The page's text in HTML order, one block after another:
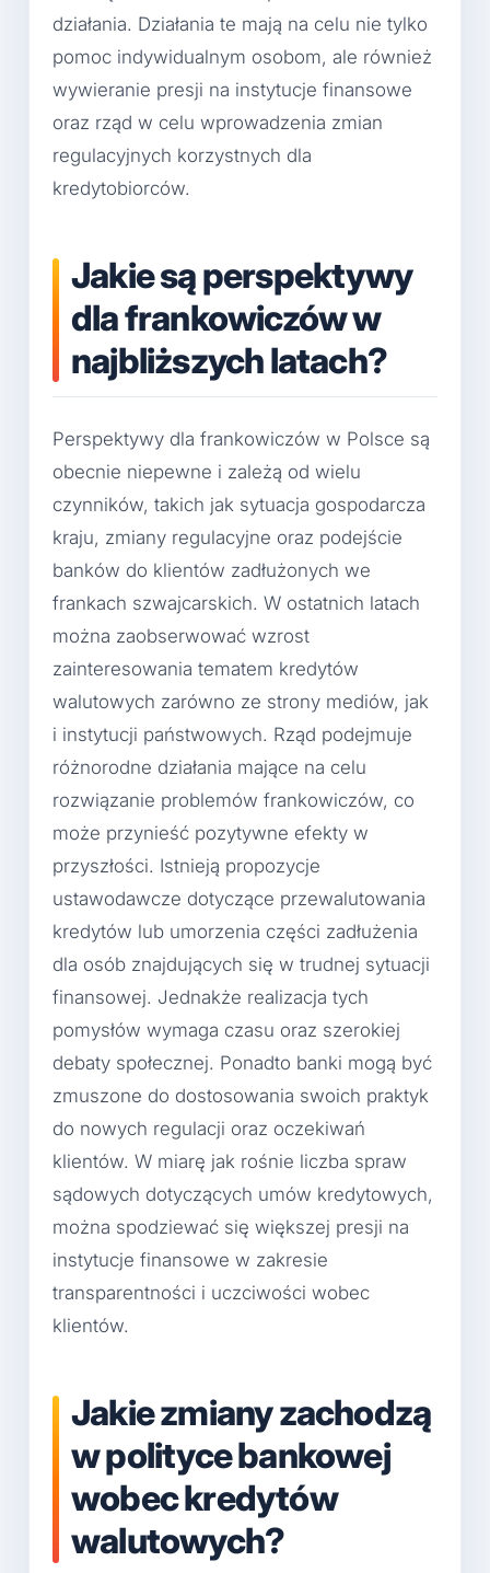
działania. Działania te mają na celu nie tylko
pomoc indywidualnym osobom, ale również
wywieranie presji na instytucje finansowe
oraz rząd w celu wprowadzenia zmian
regulacyjnych korzystnych dla
kredytobiorców.
Jakie są perspektywy
dla frankowiczów w
najbliższych latach?
Perspektywy dla frankowiczów w Polsce są
obecnie niepewne i zależą od wielu
czynników, takich jak sytuacja gospodarcza
kraju, zmiany regulacyjne oraz podejście
banków do klientów zadłużonych we
frankach szwajcarskich. W ostatnich latach
można zaobserwować wzrost
zainteresowania tematem kredytów
walutowych zarówno ze strony mediów, jak
i instytucji państwowych. Rząd podejmuje
różnorodne działania mające na celu
rozwiązanie problemów frankowiczów, co
może przynieść pozytywne efekty w
przyszłości. Istnieją propozycje
ustawodawcze dotyczące przewalutowania
kredytów lub umorzenia części zadłużenia
dla osób znajdujących się w trudnej sytuacji
finansowej. Jednakże realizacja tych
pomysłów wymaga czasu oraz szerokiej
debaty społecznej. Ponadto banki mogą być
zmuszone do dostosowania swoich praktyk
do nowych regulacji oraz oczekiwań
klientów. W miarę jak rośnie liczba spraw
sądowych dotyczących umów kredytowych,
można spodziewać się większej presji na
instytucje finansowe w zakresie
transparentności i uczciwości wobec
klientów.
Jakie zmiany zachodzą
w polityce bankowej
wobec kredytów
walutowych?